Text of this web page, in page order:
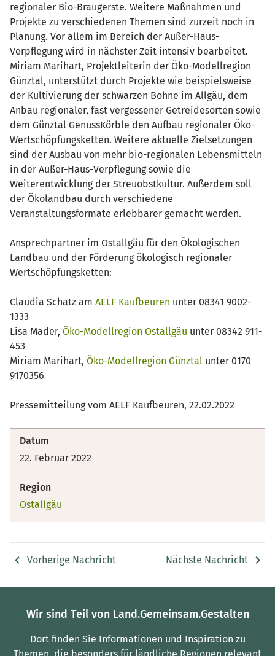
regionaler Bio-Braugerste. Weitere Maßnahmen und
Projekte zu verschiedenen Themen sind zurzeit noch in
Planung. Vor allem im Bereich der Außer-Haus-
Verpflegung wird in nächster Zeit intensiv bearbeitet.
Miriam Marihart, Projektleiterin der Öko-Modellregion
Günztal, unterstützt durch Projekte wie beispielsweise
der Kultivierung der schwarzen Bohne im Allgäu, dem
Anbau regionaler, fast vergessener Getreidesorten sowie
dem Günztal GenussKörble den Aufbau regionaler Öko-
Wertschöpfungsketten. Weitere aktuelle Zielsetzungen
sind der Ausbau von mehr bio-regionalen Lebensmitteln
in der Außer-Haus-Verpflegung sowie die
Weiterentwicklung der Streuobstkultur. Außerdem soll
der Ökolandbau durch verschiedene
Veranstaltungsformate erlebbarer gemacht werden.
Ansprechpartner im Ostallgäu für den Ökologischen
Landbau und der Förderung ökologisch regionaler
Wertschöpfungsketten:
Claudia Schatz am AELF Kaufbeuren unter 08341 9002-
1333
Lisa Mader, Öko-Modellregion Ostallgäu unter 08342 911-
453
Miriam Marihart, Öko-Modellregion Günztal unter 0170
9170356
Pressemitteilung vom AELF Kaufbeuren, 22.02.2022
Datum
22. Februar 2022
Region
Ostallgäu
Vorherige Nachricht Nächste Nachricht
Wir sind Teil von Land.Gemeinsam.Gestalten
Dort finden Sie Informationen und Inspiration zu